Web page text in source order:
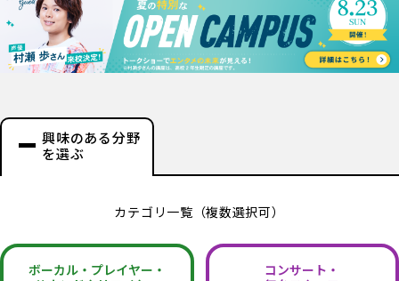
興味のある分野
を選ぶ
カテゴリ一覧（複数選択可）
ボーカル・ プレイヤー・
コンサート・